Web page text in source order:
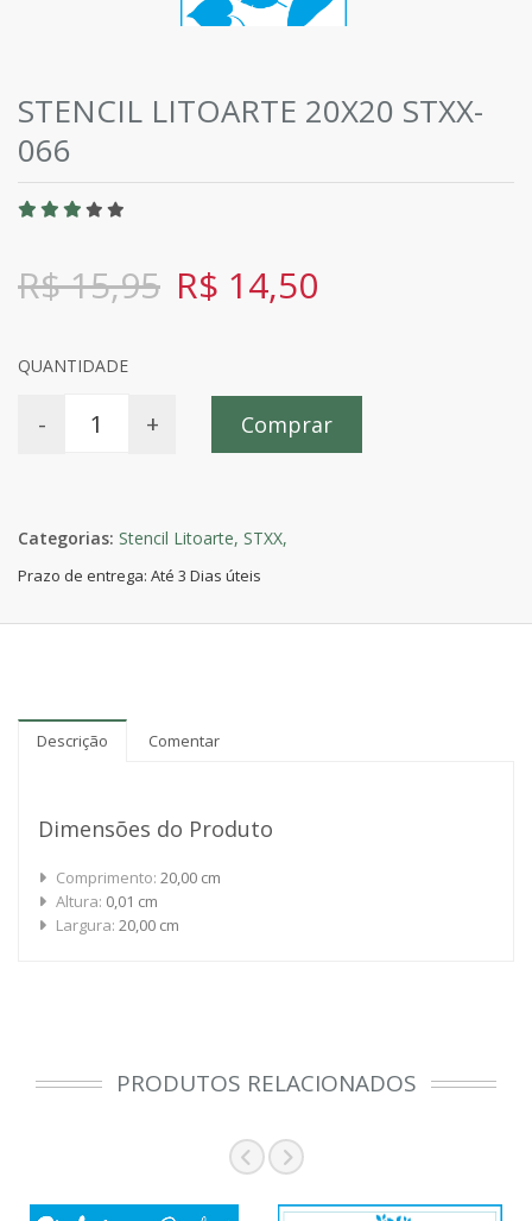
STENCIL LITOARTE 20X20 STXX-
066
R$ 15,95 R$ 14,50
QUANTIDADE
- + Comprar
Categorias: Stencil Litoarte, STXX,
Prazo de entrega: Até 3 Dias úteis
Descrição Comentar
Dimensões do Produto
Comprimento: 20,00 cm
Altura: 0,01 cm
Largura: 20,00 cm
PRODUTOS RELACIONADOS